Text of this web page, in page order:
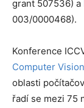
grant 507536) a
003/0000468).
Konference
Computer Vision
oblasti
řadí se mezi 75